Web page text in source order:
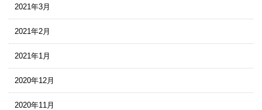
2021年3月
2021年2月
2021年1月
2020年12月
2020年11月